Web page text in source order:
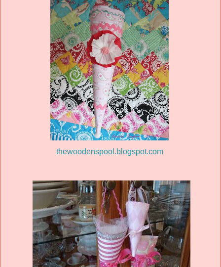
thewoodenspool.blogspot.com